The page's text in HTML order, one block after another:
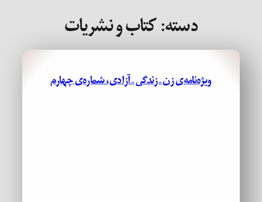
دسته:کتاب و نشریات
ویژه‌نامه‌ی زن – زندگی – آزادی، شماره‌ی چهارم